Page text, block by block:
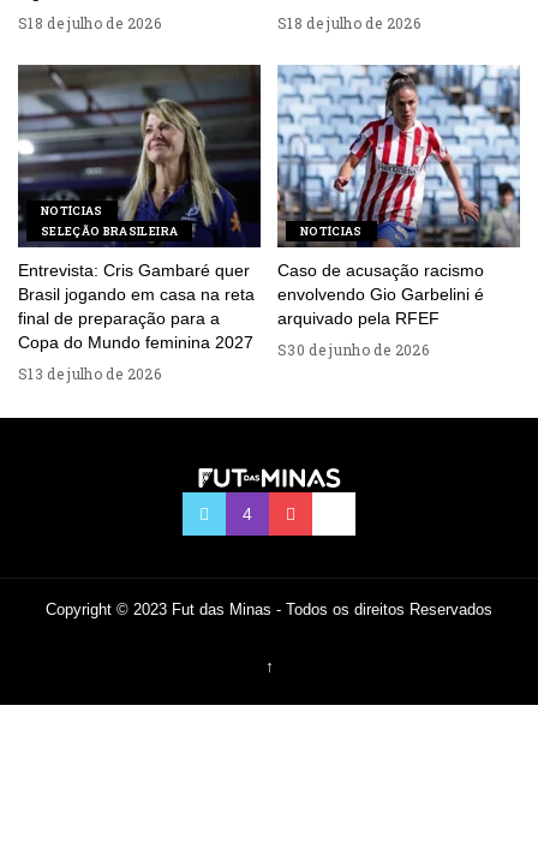
18 de julho de 2026 18 de julho de 2026
NOTÍCIAS
SELEÇÃO BRASILEIRA
Entrevista: Cris Gambaré quer
Brasil jogando em casa na reta
final de preparação para a
Copa do Mundo feminina 2027
13 de julho de 2026
NOTÍCIAS
Caso de acusação racismo
envolvendo Gio Garbelini é
arquivado pela RFEF
30 de junho de 2026
Copyright © 2023 Fut das Minas - Todos os direitos Reservados
↑